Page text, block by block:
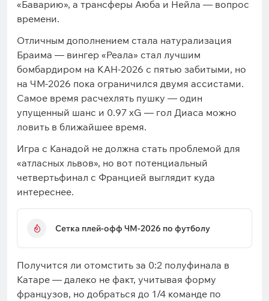
«Баварию», а трансферы Аюба и Нейла — вопрос
времени.
Отличным дополнением стала натурализация
Браима — вингер «Реала» стал лучшим
бомбардиром на КАН-2026 с пятью забитыми, но
на ЧМ-2026 пока ограничился двумя ассистами.
Самое время расчехлять пушку — один
упущенный шанс и 0.97 xG — гол Диаса можно
ловить в ближайшее время.
Игра с Канадой не должна стать проблемой для
«атласных львов», но вот потенциальный
четвертьфинал с Францией выглядит куда
интереснее.
Cетка плей-офф ЧМ-2026 по футболу
Получится ли отомстить за 0:2 полуфинала в
Катаре — далеко не факт, учитывая форму
французов, но добраться до 1/4 команде по